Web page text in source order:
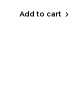
Add to cart